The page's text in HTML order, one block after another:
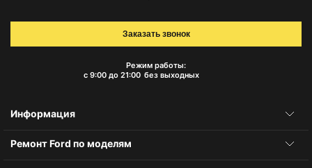
Режим работы:
с 9:00 до 21:00 без выходных
Заказать звонок
Информация
Ремонт Ford по моделям